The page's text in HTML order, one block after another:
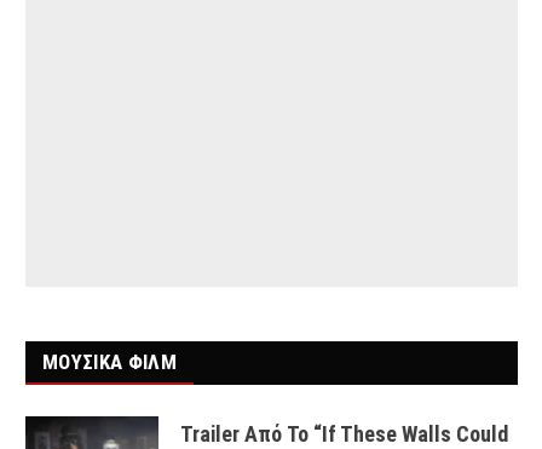
ΜΟΥΣΙΚΑ ΦΙΛΜ
Trailer Από Το “If These Walls Could